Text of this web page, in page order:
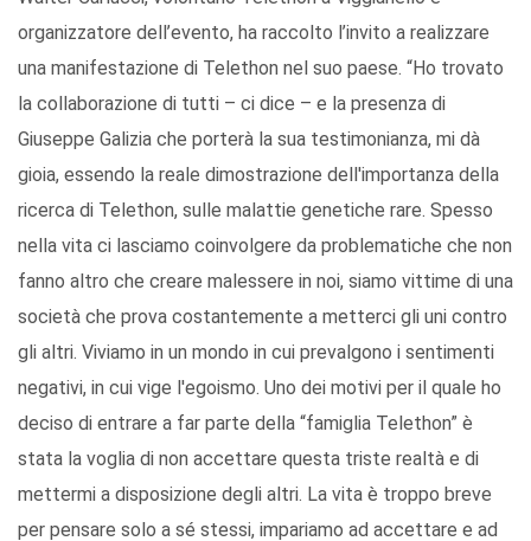
organizzatore dell’evento, ha raccolto l’invito a realizzare
una manifestazione di Telethon nel suo paese. “Ho trovato
la collaborazione di tutti – ci dice – e la presenza di
Giuseppe Galizia che porterà la sua testimonianza, mi dà
gioia, essendo la reale dimostrazione dell'importanza della
ricerca di Telethon, sulle malattie genetiche rare. Spesso
nella vita ci lasciamo coinvolgere da problematiche che non
fanno altro che creare malessere in noi, siamo vittime di una
società che prova costantemente a metterci gli uni contro
gli altri. Viviamo in un mondo in cui prevalgono i sentimenti
negativi, in cui vige l'egoismo. Uno dei motivi per il quale ho
deciso di entrare a far parte della “famiglia Telethon” è
stata la voglia di non accettare questa triste realtà e di
mettermi a disposizione degli altri. La vita è troppo breve
per pensare solo a sé stessi, impariamo ad accettare e ad